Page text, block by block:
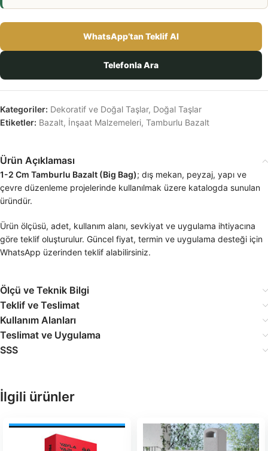
WhatsApp’tan Teklif Al
Telefonla Ara
Kategoriler: Dekoratif ve Doğal Taşlar, Doğal Taşlar
Etiketler: Bazalt, İnşaat Malzemeleri, Tamburlu Bazalt
Ürün Açıklaması
1-2 Cm Tamburlu Bazalt (Big Bag); dış mekan, peyzaj, yapı ve
çevre düzenleme projelerinde kullanılmak üzere katalogda sunulan
üründür.
Ürün ölçüsü, adet, kullanım alanı, sevkiyat ve uygulama ihtiyacına
göre teklif oluşturulur. Güncel fiyat, termin ve uygulama desteği için
WhatsApp üzerinden teklif alabilirsiniz.
Ölçü ve Teknik Bilgi
Teklif ve Teslimat
Kullanım Alanları
Teslimat ve Uygulama
SSS
İlgili ürünler